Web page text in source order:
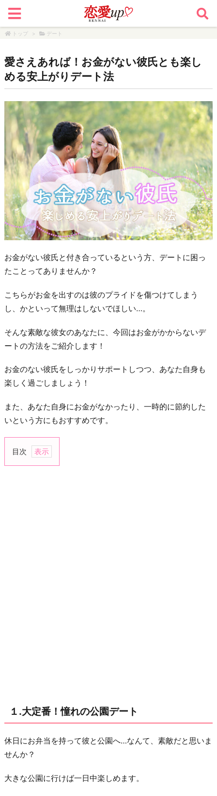
トップ > デート
愛さえあれば！お金がない彼氏とも楽し
める安上がりデート法
お金がない彼氏と付き合っているという方、デートに困っ
たことってありませんか？
こちらがお金を出すのは彼のプライドを傷つけてしまう
し、かといって無理はしないでほしい…。
そんな素敵な彼女のあなたに、今回はお金がかからないデ
ートの方法をご紹介します！
お金のない彼氏をしっかりサポートしつつ、あなた自身も
楽しく過ごしましょう！
また、あなた自身にお金がなかったり、一時的に節約した
いという方にもおすすめです。
目次
１.
な
い
お
う
デ
１.大定番！憧れの公園デート
休日にお弁当を持って彼と公園へ…なんて、素敵だと思いま
せんか？
大きな公園に行けば一日中楽しめます。